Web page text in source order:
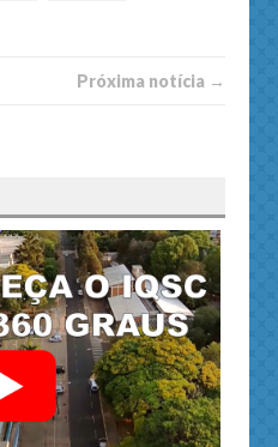
Próxima notí­­cia →